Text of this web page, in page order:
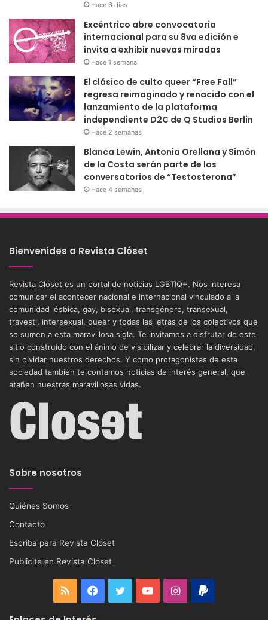
Hace 6 días
Excéntrico abre convocatoria
internacional para su 8va edición e
invita a exhibir nuevas miradas
Hace 1 semana
El clásico de culto queer “Free Fall”
regresa reimaginado y renacido con el
lanzamiento de la plataforma
independiente D2C de Q Studios Berlin
Hace 2 semanas
Blanca Lewin, Antonia Orellana y Simón
de la Costa serán parte de los
conversatorios de “Testosterona”
Hace 4 semanas
Bienvenides a Revista Clóset
Revista Clóset es un portal de noticias LGBTIQ+. Nos interesa
comunicar el acontecer nacional e internacional vinculado a la
comunidad lésbica, gay, bisexual, transgénero, transexual,
travesti, intersexual, queer y todas las letras de los colectivos que
se sumen a esta maravillosa sigla. Te invitamos a disfrutar de este
sitio construido con el ánimo de visibilizar y celebrar la diversidad,
sin olvidar nuestros derechos. Y como protagonistas de esta
sociedad también te contamos noticias de interés general, que
atañen nuestras maravillosas vidas.
Sobre nosotros
Quiénes Somos
Contacto
Escriba para Revista Clóset
Publicite en Revista Clóset
RSS Facebook
TwitterYouTubeInstagram
PayPal